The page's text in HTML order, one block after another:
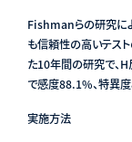
Fishmanらの研究に
も信頼性の高いテス
た10年間の研究で、
で感度88.1%、特異
実施方法